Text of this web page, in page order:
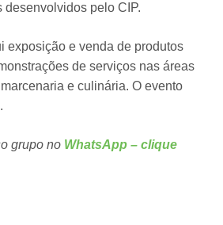
desenvolvidos pelo CIP.
exposição e venda de produtos
de serviços nas áreas
e culinária. O evento
grupo no WhatsApp – clique